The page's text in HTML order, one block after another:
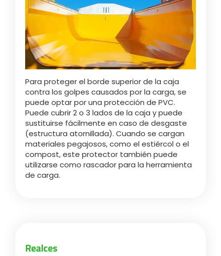
FAN SHOP
PARTS BOOK
OFERTAS DE EMPLEO
CONTACTO
Descargar el folleto
Italiano
Dansk
Română
Suomi
Para proteger el borde superior de la caja
contra los golpes causados por la carga, se
puede optar por una protección de PVC.
Puede cubrir 2 o 3 lados de la caja y puede
sustituirse fácilmente en caso de desgaste
(estructura atornillada). Cuando se cargan
materiales pegajosos, como el estiércol o el
compost, este protector también puede
utilizarse como rascador para la herramienta
de carga.
Realces